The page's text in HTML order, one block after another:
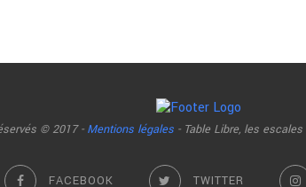
© 2017 - Mentions légales - Table Libre, les
FACEBOOK TWITTER